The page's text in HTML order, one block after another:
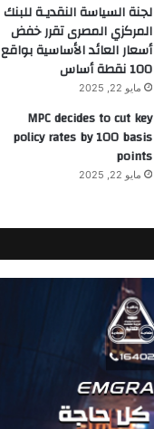
لجنة السياسة النقديـة للبنك
المركزي المصرى تقرر خفض
أسعار العائد الأساسية بواقع
100 نقطة أساس
مايو 22, 2025
MPC decides to cut key
policy rates by 100 basis
points
مايو 22, 2025